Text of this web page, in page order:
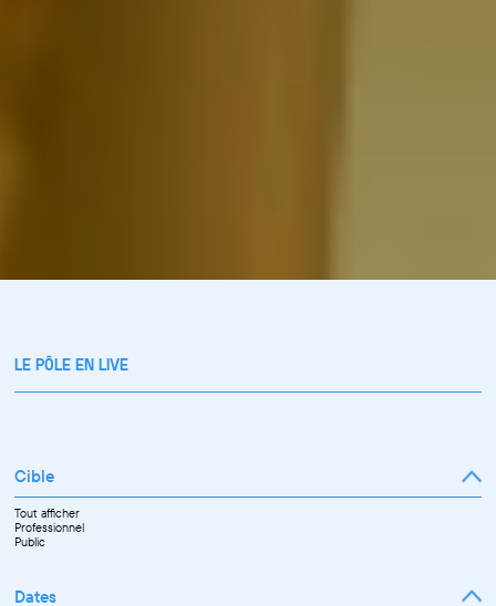
LE PÔLE EN LIVE
Cible
Tout afficher
Professionnel
Public
Dates